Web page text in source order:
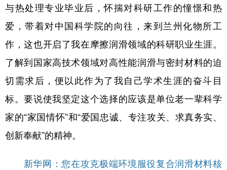
与热处理专业毕业后，怀揣对科研工作的憧憬和热
爱，带着对中国科学院的向往，来到兰州化物所工
作，这也开启了我在摩擦润滑领域的科研职业生涯。
了解到国家高技术领域对高性能润滑与密封材料的迫
切需求后，便以此作为了我自己学术生涯的奋斗目
标。要说使我坚定这个选择的应该是单位老一辈科学
家的“家国情怀”和“爱国忠诚、专注攻关、求真务实、
创新奉献”的精神。
新华网：您在攻克极端环境服役复合润滑材料核